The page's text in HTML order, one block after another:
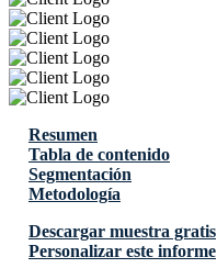
Resumen
Tabla de contenido
Segmentación
Metodología
Descargar muestra gratis
Personalizar este informe